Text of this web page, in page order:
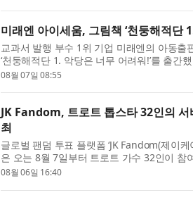
미래엔 아이세움, 그림책 ‘천둥해적단
교과서 발행 부수 1위 기업 미래엔의 아동
‘천둥해적단 1. 악당은 너무 어려워!’를 출간
수프’, ‘낭만 찐빵’ 등 사랑스러운 동물 캐릭
08월 07일 08:55
JK Fandom, 트로트 톱스타 32인의 서
최
글로벌 팬덤 투표 플랫폼 ‘JK Fandom(제이
은 오는 8월 7일부터 트로트 가수 32인이 참
(TROT WAR : THE LAST THRONE)’를 개최
08월 06일 16:40